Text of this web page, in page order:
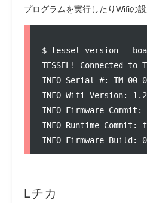
プログラムを実行したりWifiの
$ tessel version --
TESSEL! Connected to
INFO Serial #: TM-00-
INFO Wifi Version:
INFO Firmware Commit:
INFO Runtime Commit:
Lチカ